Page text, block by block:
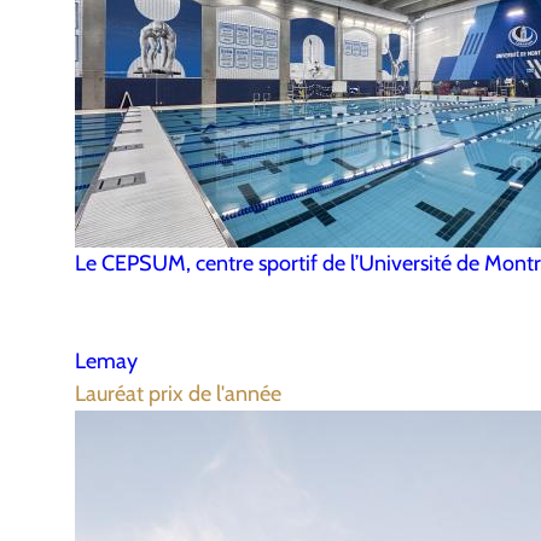
Le CEPSUM, centre sportif de l’Université de
Lemay
Lauréat prix de l'année